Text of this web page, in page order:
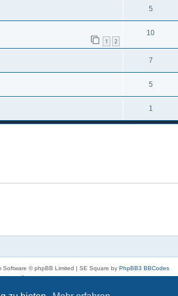
5
1 2
10
7
5
1
Software © phpBB Limited | SE Square by PhpBB3 BBCodes